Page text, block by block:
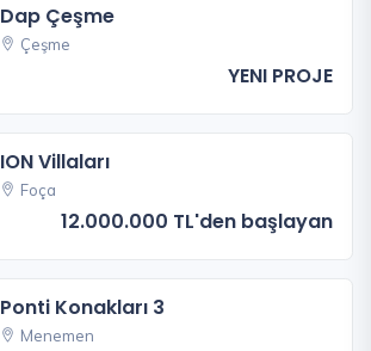
Dap Çeşme
Çeşme
YENI PROJE
ION Villaları
Foça
12.000.000 TL'den başlayan
Ponti Konakları 3
Menemen